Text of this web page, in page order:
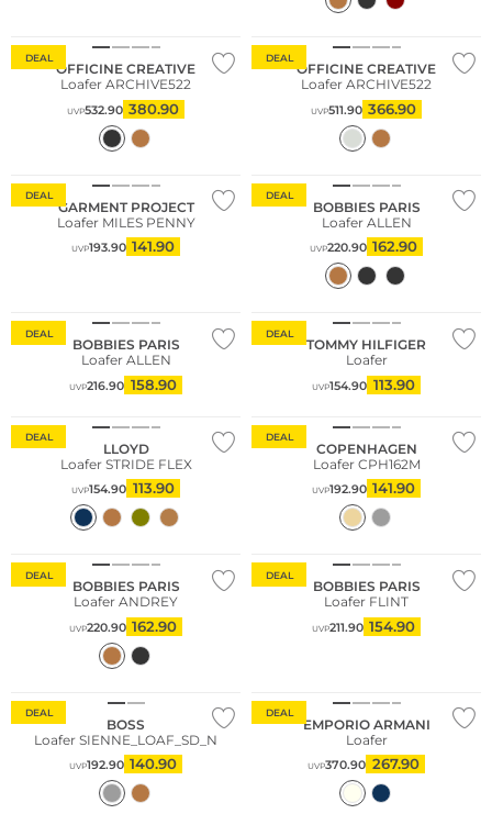
DEAL
OFFICINE CREATIVE
Loafer ARCHIVE522
UVP532.90 380.90
DEAL
OFFICINE CREATIVE
Loafer ARCHIVE522
UVP511.90 366.90
DEAL
GARMENT PROJECT
Loafer MILES PENNY
UVP193.90 141.90
DEAL
BOBBIES PARIS
Loafer ALLEN
UVP220.90 162.90
DEAL
BOBBIES PARIS
Loafer ALLEN
UVP216.90 158.90
DEAL
TOMMY HILFIGER
Loafer
UVP154.90 113.90
DEAL
LLOYD
Loafer STRIDE FLEX
UVP154.90 113.90
DEAL
COPENHAGEN
Loafer CPH162M
UVP192.90 141.90
DEAL
BOBBIES PARIS
Loafer ANDREY
UVP220.90 162.90
DEAL
BOBBIES PARIS
Loafer FLINT
UVP211.90 154.90
DEAL
BOSS
Loafer SIENNE_LOAF_SD_N
UVP192.90 140.90
DEAL
EMPORIO ARMANI
Loafer
UVP370.90 267.90